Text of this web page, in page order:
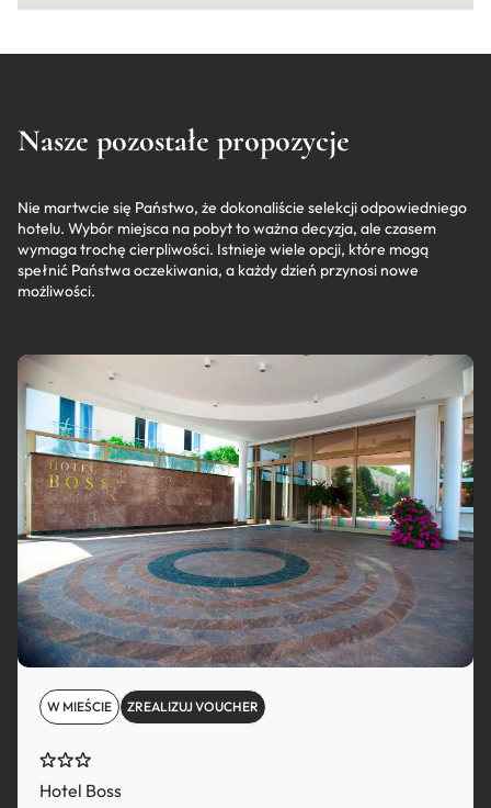
Nasze pozostałe propozycje
Nie martwcie się Państwo, że dokonaliście selekcji odpowiedniego
hotelu. Wybór miejsca na pobyt to ważna decyzja, ale czasem
wymaga trochę cierpliwości. Istnieje wiele opcji, które mogą
spełnić Państwa oczekiwania, a każdy dzień przynosi nowe
możliwości.
W MIEŚCIE ZREALIZUJ VOUCHER
Hotel Boss